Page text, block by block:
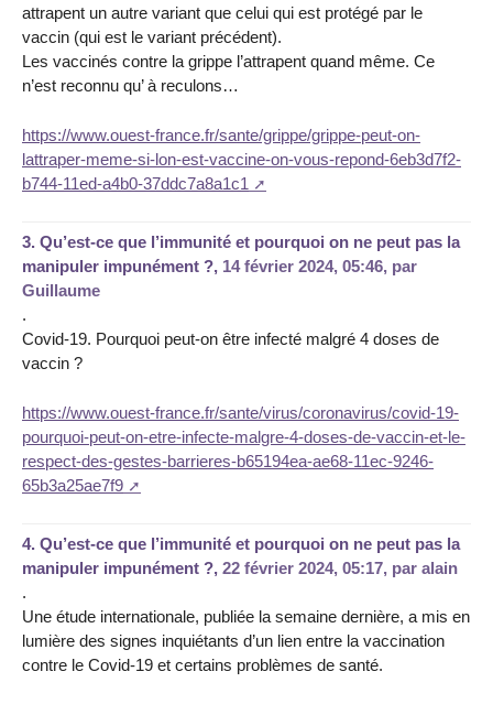
attrapent un autre variant que celui qui est protégé par le
vaccin (qui est le variant précédent).
Les vaccinés contre la grippe l’attrapent quand même. Ce
n’est reconnu qu’ à reculons…
https://www.ouest-france.fr/sante/grippe/grippe-peut-on-
lattraper-meme-si-lon-est-vaccine-on-vous-repond-6eb3d7f2-
b744-11ed-a4b0-37ddc7a8a1c1
3. Qu’est-ce que l’immunité et pourquoi on ne peut pas la
manipuler impunément ?, 14 février 2024, 05:46, par
Guillaume
.
Covid-19. Pourquoi peut-on être infecté malgré 4 doses de
vaccin ?
https://www.ouest-france.fr/sante/virus/coronavirus/covid-19-
pourquoi-peut-on-etre-infecte-malgre-4-doses-de-vaccin-et-le-
respect-des-gestes-barrieres-b65194ea-ae68-11ec-9246-
65b3a25ae7f9
4. Qu’est-ce que l’immunité et pourquoi on ne peut pas la
manipuler impunément ?, 22 février 2024, 05:17, par alain
.
Une étude internationale, publiée la semaine dernière, a mis en
lumière des signes inquiétants d’un lien entre la vaccination
contre le Covid-19 et certains problèmes de santé.